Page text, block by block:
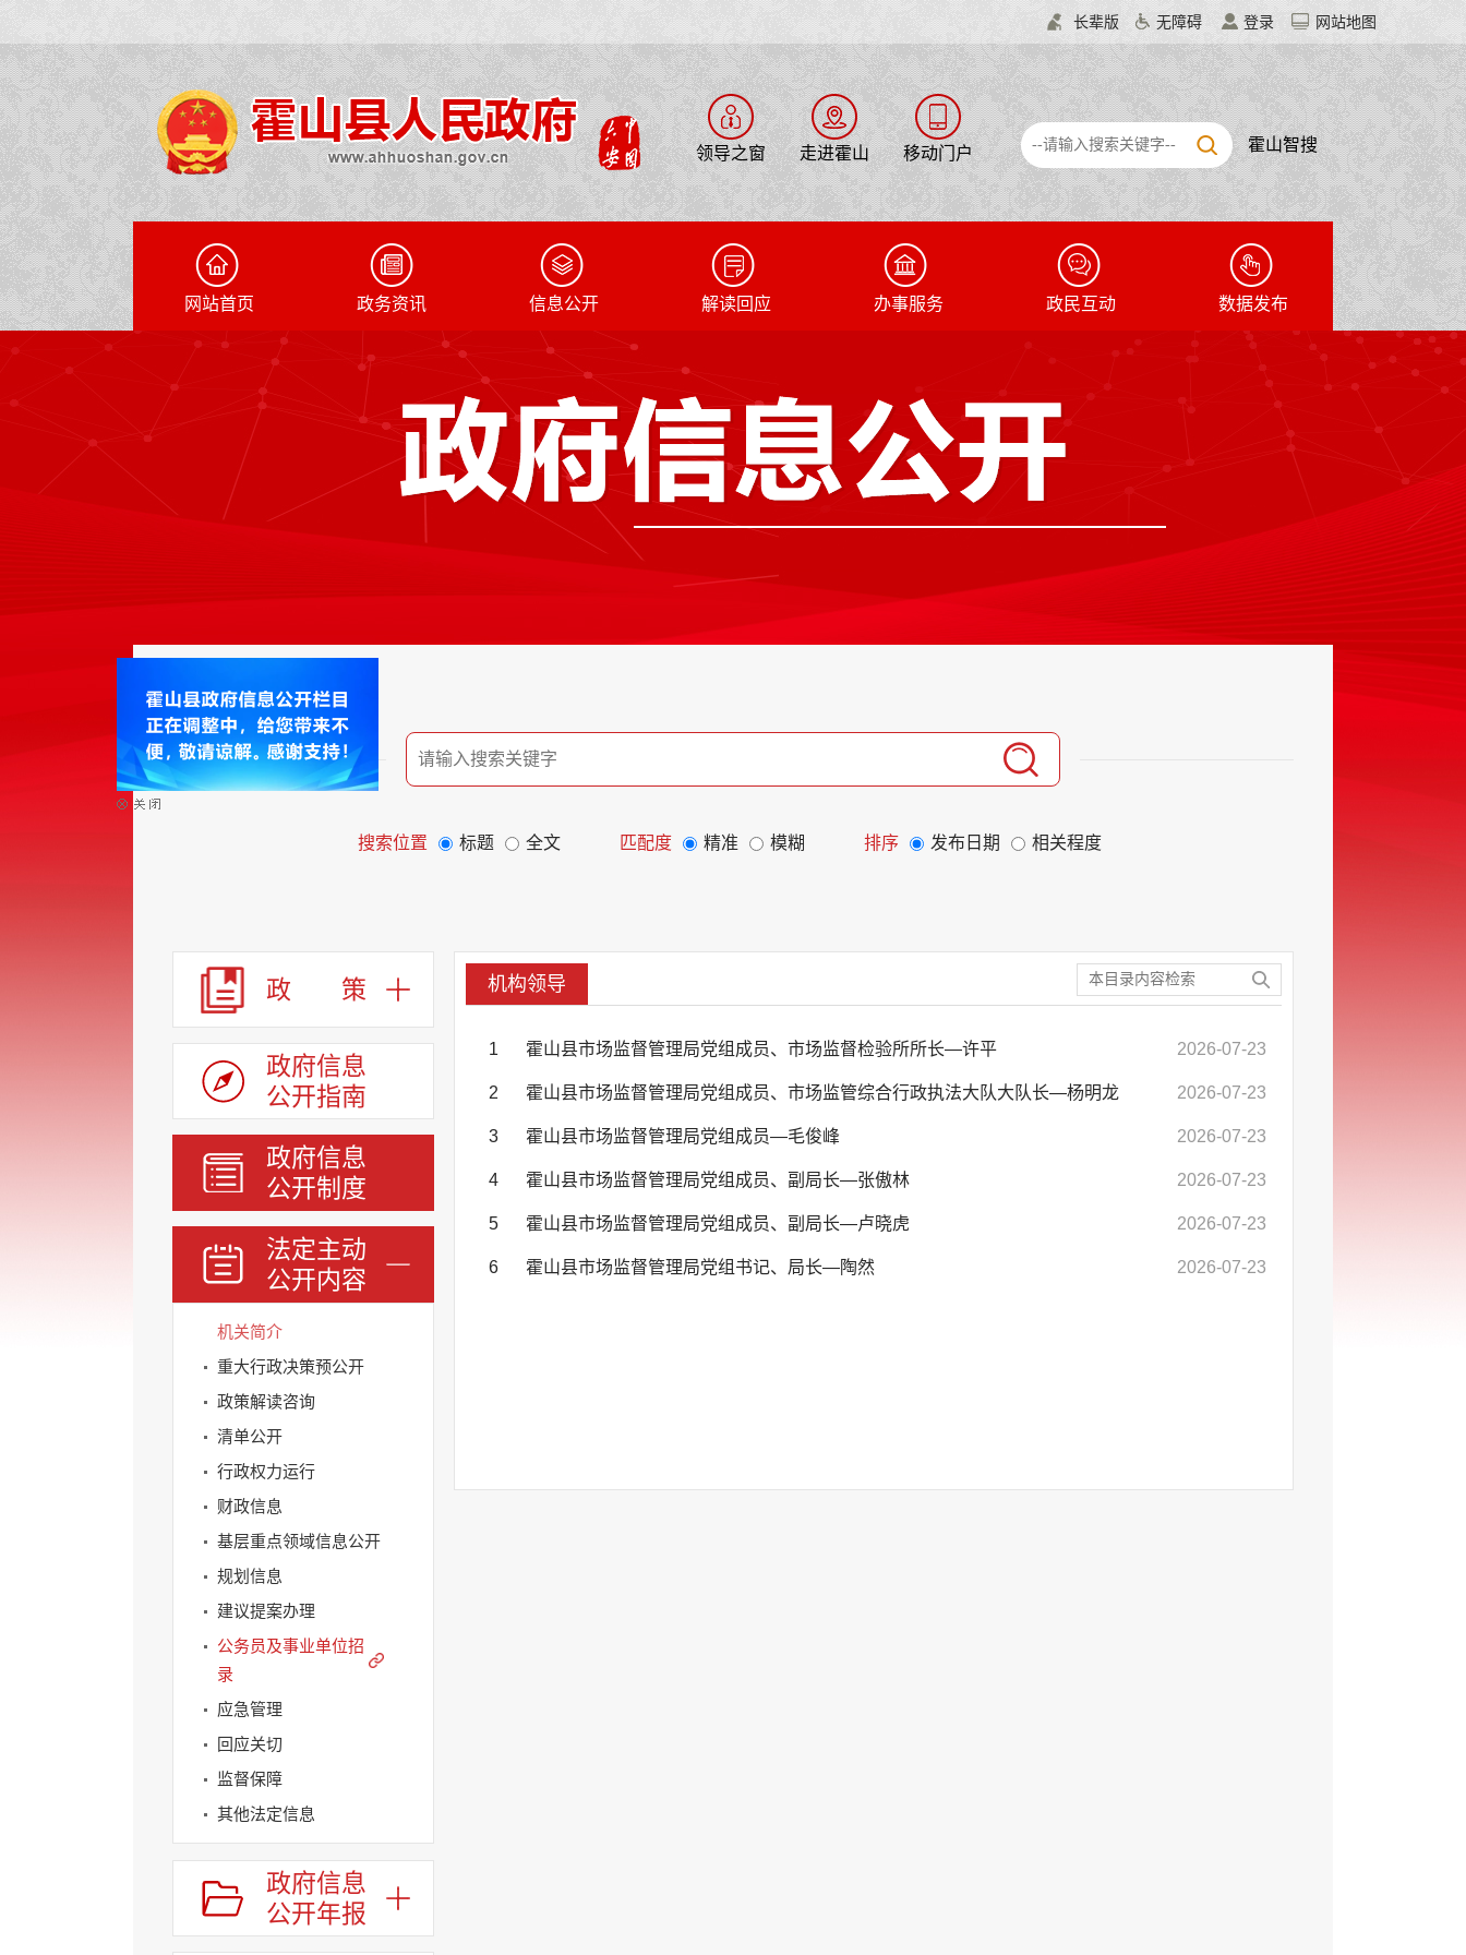
长辈版 无障碍 登录 网站地图
领导之窗 走进霍山 移动门户 霍山智搜
网站首页 政务资讯 信息公开 解读回应 办事服务 政民互动 数据发布
搜索位置 标题 全文 匹配度 精准 模糊 排序 发布日期 相关程度
政 策
政府信息
公开指南
政府信息
公开制度
法定主动
公开内容
机关简介
重大行政决策预公开
政策解读咨询
清单公开
行政权力运行
财政信息
基层重点领域信息公开
规划信息
建议提案办理
公务员及事业单位招
录
应急管理
回应关切
监督保障
其他法定信息
政府信息
公开年报
机构领导
1 霍山县市场监督管理局党组成员、市场监督检验所所长—许平 2026-07-23
2 霍山县市场监督管理局党组成员、市场监管综合行政执法大队大队长—杨明龙 2026-07-23
3 霍山县市场监督管理局党组成员—毛俊峰 2026-07-23
4 霍山县市场监督管理局党组成员、副局长—张傲林 2026-07-23
5 霍山县市场监督管理局党组成员、副局长—卢晓虎 2026-07-23
6 霍山县市场监督管理局党组书记、局长—陶然 2026-07-23